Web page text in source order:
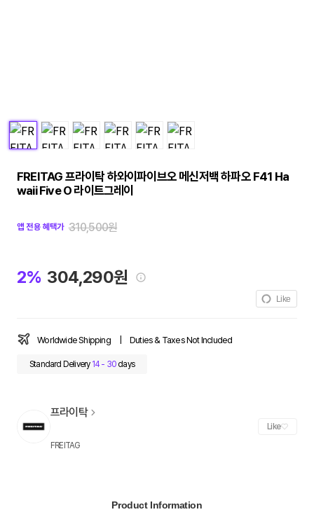
FREITAG 프라이탁 하와이파이브오 메신저백 하파오 F41 Ha
waii Five O 라이트그레이
앱 전용 혜택가 310,500원
2% 304,290원
Like
Worldwide Shipping Duties & Taxes Not Included
Standard Delivery 14 - 30 days
프라이탁
FREITAG
Like
Product Information